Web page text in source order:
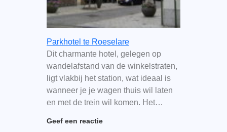
Parkhotel te Roeselare
Dit charmante hotel, gelegen op
wandelafstand van de winkelstraten,
ligt vlakbij het station, wat ideaal is
wanneer je je wagen thuis wil laten
en met de trein wil komen. Het…
Geef een reactie